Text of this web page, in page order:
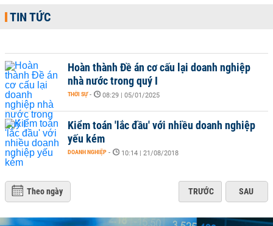
TIN TỨC
Hoàn thành Đề án cơ cấu lại doanh nghiệp
nhà nước trong quý I
THỜI SỰ - 08:29 | 05/01/2025
Kiểm toán 'lắc đầu' với nhiều doanh nghiệp
yếu kém
DOANH NGHIỆP - 10:14 | 21/08/2018
Theo ngày TRƯỚC SAU